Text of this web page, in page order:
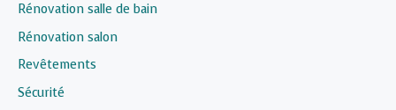
Rénovation salle de bain
Rénovation salon
Revêtements
Sécurité